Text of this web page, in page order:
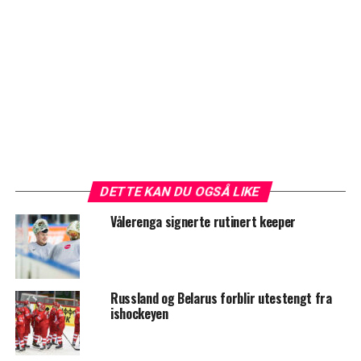
DETTE KAN DU OGSÅ LIKE
Vålerenga signerte rutinert keeper
Russland og Belarus forblir utestengt fra
ishockeyen